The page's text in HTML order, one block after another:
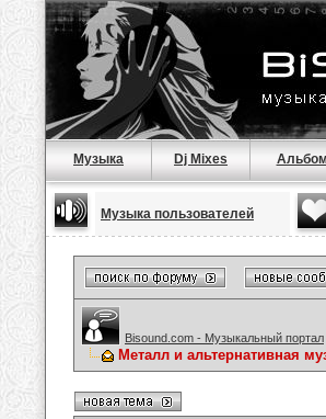
Музыка Dj Mixes
Музыка пользователей
Bisound.com - Музыкальный портал
Металл и альтернативная